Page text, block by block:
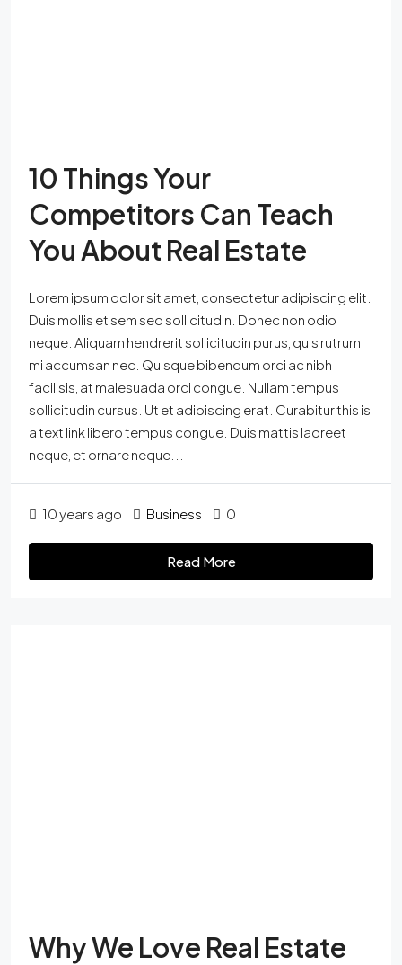
10 Things Your
Competitors Can Teach
You About Real Estate
Lorem ipsum dolor sit amet, consectetur adipiscing elit.
Duis mollis et sem sed sollicitudin. Donec non odio
neque. Aliquam hendrerit sollicitudin purus, quis rutrum
mi accumsan nec. Quisque bibendum orci ac nibh
facilisis, at malesuada orci congue. Nullam tempus
sollicitudin cursus. Ut et adipiscing erat. Curabitur this is
a text link libero tempus congue. Duis mattis laoreet
neque, et ornare neque...
10 years ago Business 0
Read More
Why We Love Real Estate